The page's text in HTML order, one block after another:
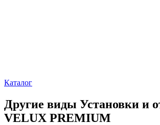
Каталог
Другие виды Установки и
VELUX PREMIUM